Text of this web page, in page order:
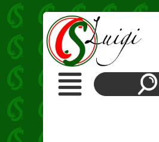
Ricette
Contorni
Antipasti
Pane